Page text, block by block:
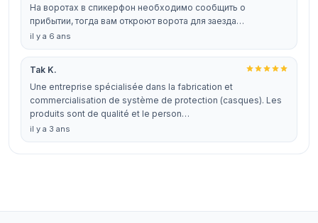
На воротах в спикерфон необходимо сообщить о
прибытии, тогда вам откроют ворота для заезда…
il y a 6 ans
Tak K.
Une entreprise spécialisée dans la fabrication et
commercialisation de système de protection (casques). Les
produits sont de qualité et le person…
il y a 3 ans